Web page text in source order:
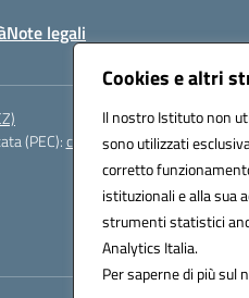
Cookies e altri
Il nostro Istituto non
sono utilizzati
corretto
istituzionali e alla sua
strumenti statistici
Analytics Italia.
Per saperne di più sul
Note legali
(PEC):